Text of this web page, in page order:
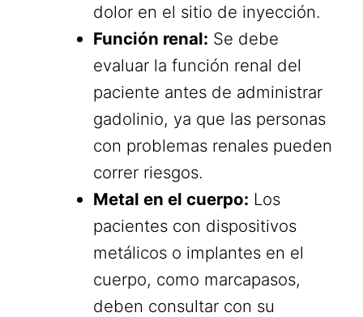
dolor en el sitio de inyección.
Función renal: Se debe
evaluar la función renal del
paciente antes de administrar
gadolinio, ya que las personas
con problemas renales pueden
correr riesgos.
Metal en el cuerpo: Los
pacientes con dispositivos
metálicos o implantes en el
cuerpo, como marcapasos,
deben consultar con su